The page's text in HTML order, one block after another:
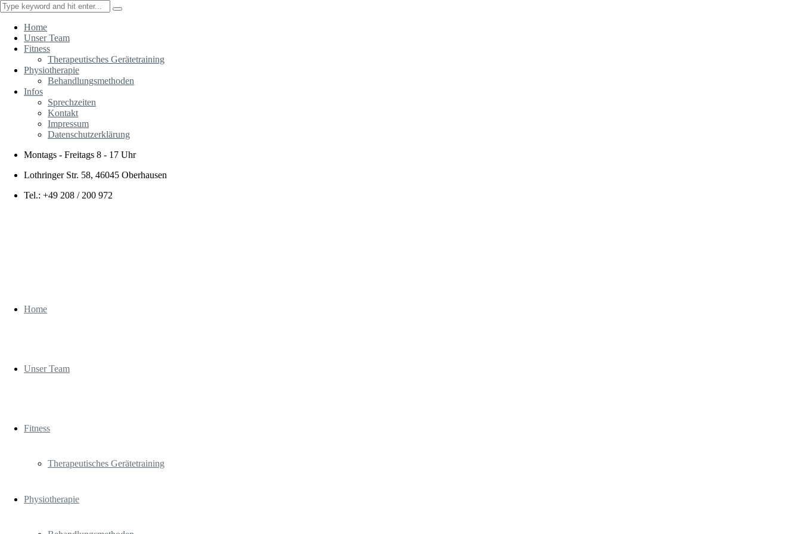
Home
Unser Team
Fitness
Therapeutisches Gerätetraining
Physiotherapie
Behandlungsmethoden
Infos
Sprechzeiten
Kontakt
Impressum
Datenschutzerklärung
Montags - Freitags 8 - 17 Uhr
Lothringer Str. 58, 46045 Oberhausen
Tel.: +49 208 / 200 972
Home
Unser Team
Fitness
Therapeutisches Gerätetraining
Physiotherapie